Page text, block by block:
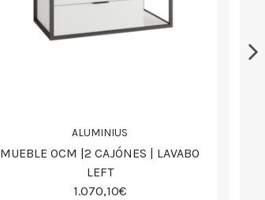
ALUMINIUS
MUEBLE 0CM |2 CAJÓNES | LAVABO
LEFT
1.070,10€